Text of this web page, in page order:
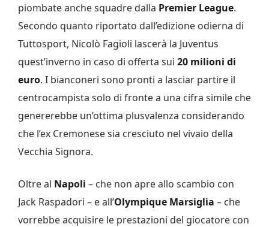
piombate anche squadre dalla Premier League.
Secondo quanto riportato dall’edizione odierna di
Tuttosport, Nicolò Fagioli lascerà la Juventus
quest’inverno in caso di offerta sui 20 milioni di
euro. I bianconeri sono pronti a lasciar partire il
centrocampista solo di fronte a una cifra simile che
genererebbe un’ottima plusvalenza considerando
che l’ex Cremonese sia cresciuto nel vivaio della
Vecchia Signora.
Oltre al Napoli – che non apre allo scambio con
Jack Raspadori – e all’Olympique Marsiglia – che
vorrebbe acquisire le prestazioni del giocatore con